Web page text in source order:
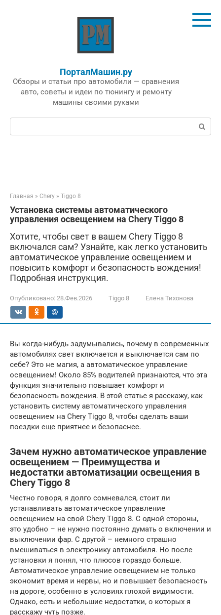
ПорталМашин.ру
Обзоры и статьи про автомобили — сравнения
авто, советы и идеи по тюнингу и ремонту
машины своими руками
Поиск:
Главная » Chery » Tiggo 8
Установка системы автоматического
управления освещением на Chery Tiggo 8
Хотите, чтобы свет в вашем Chery Tiggo 8
включался сам? Узнайте, как легко установить
автоматическое управление освещением и
повысить комфорт и безопасность вождения!
Подробная инструкция.
Опубликовано: 28.Фев.2026 Tiggo 8 Елена Тихонова
Вы когда-нибудь задумывались, почему в современных
автомобилях свет включается и выключается сам по
себе? Это не магия, а автоматическое управление
освещением! Около 85% водителей признаются, что эта
функция значительно повышает комфорт и
безопасность вождения. В этой статье я расскажу, как
установить систему автоматического управления
освещением на Chery Tiggo 8, чтобы сделать ваши
поездки еще приятнее и безопаснее.
Зачем нужно автоматическое управление
освещением — Преимущества и
недостатки автоматизации освещения в
Chery Tiggo 8
Честно говоря, я долго сомневался, стоит ли
устанавливать автоматическое управление
освещением на свой Chery Tiggo 8. С одной стороны,
это удобно – не нужно постоянно думать о включении и
выключении фар. С другой – немного страшно
вмешиваться в электронику автомобиля. Но после
установки я понял, что плюсов гораздо больше.
Автоматическое управление освещением не только
экономит время и нервы, но и повышает безопасность
на дороге, особенно в условиях плохой видимости.
Однако, есть и небольшие недостатки, о которых я
расскажу чуть позже.